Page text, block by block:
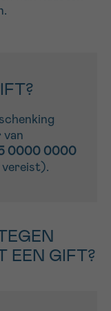
van
0000 0000
vereist).
EEN GIFT?